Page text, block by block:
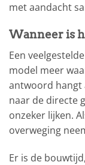
met aandacht
Wanneer is
Een
model meer
antwoord hangt
naar de directe
onzeker lijken.
overweging
Er is de